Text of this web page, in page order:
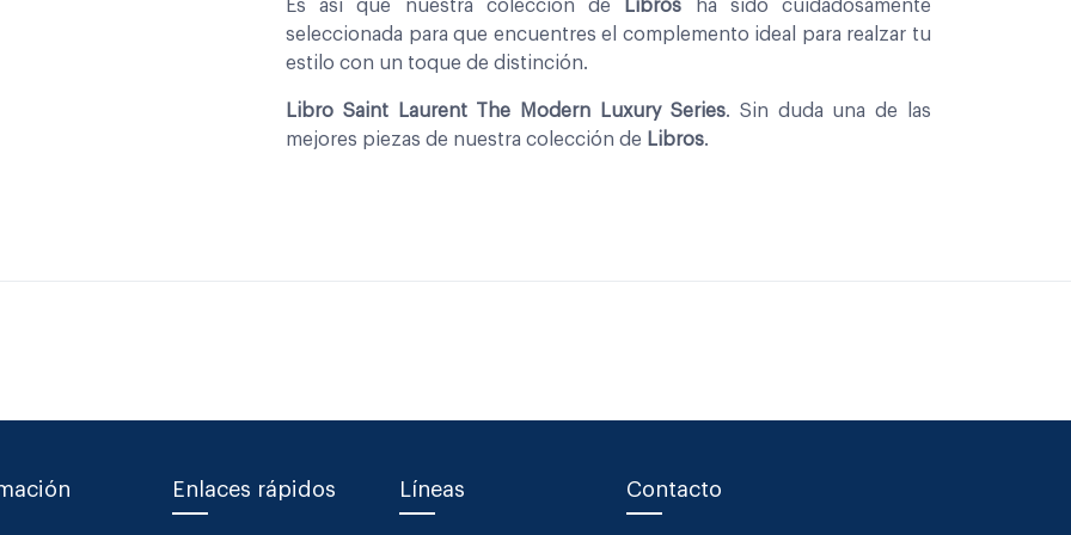
Es asi que nuestra coleccion de Libros ha sido cuidadosamente
seleccionada para que encuentres el complemento ideal para realzar tu
estilo con un toque de distinción.
Libro Saint Laurent The Modern Luxury Series. Sin duda una de las
mejores piezas de nuestra colección de Libros.
Enlaces rápidos Líneas Contacto